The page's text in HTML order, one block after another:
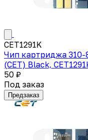
CET1291K
Чип картриджа 310-
(CET) Black,
50 ₽
Под заказ
Предзаказ